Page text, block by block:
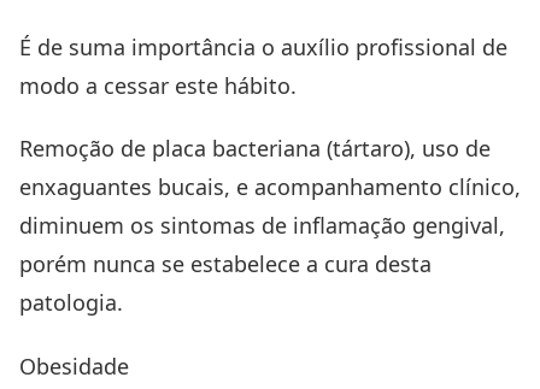
É de suma importância o auxílio profissional de
modo a cessar este hábito.
Remoção de placa bacteriana (tártaro), uso de
enxaguantes bucais, e acompanhamento clínico,
diminuem os sintomas de inflamação gengival,
porém nunca se estabelece a cura desta
patologia.
Obesidade